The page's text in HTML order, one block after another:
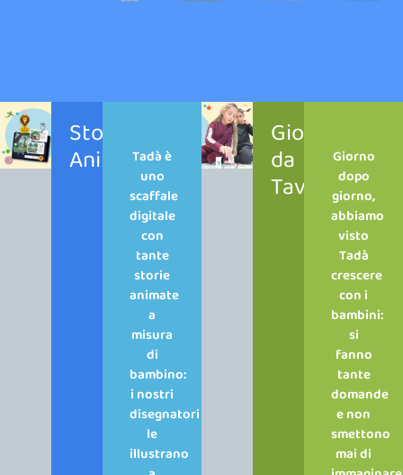
Storie
AnimateTadà è
uno
scaffale
digitale
con
tante
storie
animate
a
misura
di
bambino:
i nostri
disegnatori
le
illustrano
Giochi
da
Tavolo
Giorno
dopo
giorno,
abbiamo
visto
Tadà
crescere
con i
bambini:
si
fanno
tante
domande
e non
smettono
mai di